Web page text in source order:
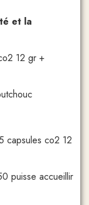
et la
12 gr +
capsules co2 12
puisse accueillir